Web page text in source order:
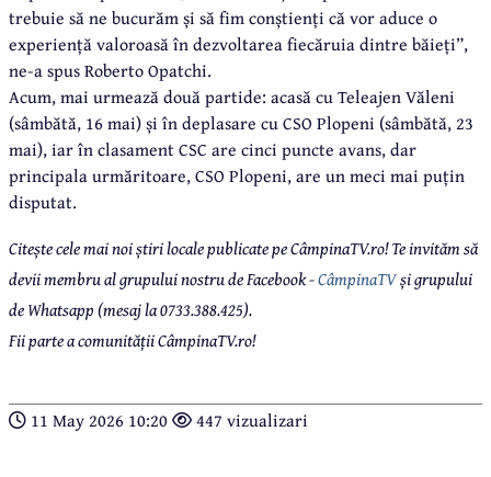
trebuie să ne bucurăm și să fim conștienți că vor aduce o
experiență valoroasă în dezvoltarea fiecăruia dintre băieți”,
ne-a spus Roberto Opatchi.
Acum, mai urmează două partide: acasă cu Teleajen Văleni
(sâmbătă, 16 mai) și în deplasare cu CSO Plopeni (sâmbătă, 23
mai), iar în clasament CSC are cinci puncte avans, dar
principala urmăritoare, CSO Plopeni, are un meci mai puțin
disputat.
Citește cele mai noi știri locale publicate pe CâmpinaTV.ro! Te invităm să
devii membru al grupului nostru de Facebook -CâmpinaTVși grupului
de Whatsapp (mesaj la 0733.388.425).
Fii parte a comunității CâmpinaTV.ro!
11 May 2026 10:20 447 vizualizari